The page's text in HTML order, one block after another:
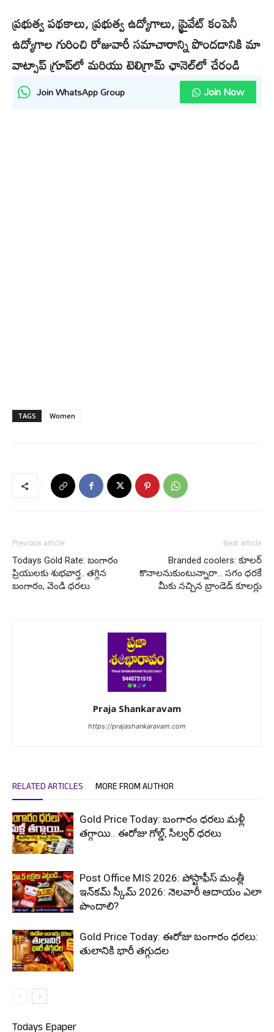
ప్రభుత్వ పథకాలు, ప్రభుత్వ ఉద్యోగాలు, ప్రైవేట్ కంపెనీ
ఉద్యోగాల గురించి రోజువారీ సమాచారాన్ని పొందడానికి మా
వాట్సాప్ గ్రూప్‌లో మరియు టెలిగ్రామ్ ఛానెల్‌లో చేరండి
Join WhatsApp Group Join Now
TAGS Women
Previous article
Todays Gold Rate: బంగారం
ప్రియులకు శుభవార్త.. తగ్గిన
బంగారం, వెండి ధరలు
Next article
Branded coolers: కూలర్
కొనాలనుకుంటున్నారా… సగం ధరకే
మీకు నచ్చిన బ్రాండెడ్ కూలర్లు
Praja Shankaravam
https://prajashankaravam.com
RELATED ARTICLES MORE FROM AUTHOR
Gold Price Today: బంగారం ధరలు మళ్లీ
తగ్గాయి.. ఈరోజు గోల్డ్, సిల్వర్ ధరలు
Post Office MIS 2026: పోస్టాఫీస్ మంత్లీ
ఇన్‌కమ్ స్కీమ్ 2026: నెలవారీ ఆదాయం ఎలా
పొందాలి?
Gold Price Today: ఈరోజు బంగారం ధరలు:
తులానికి భారీ తగ్గుదల
Todays Epaper